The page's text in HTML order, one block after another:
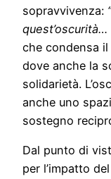
sopravvivenza:
che condensa
dove anche la
solidarietà.
anche uno
sostegno
Dal punto di
per l’impatto